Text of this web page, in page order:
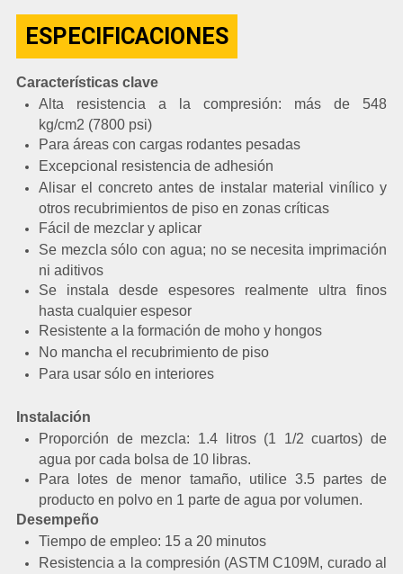
ESPECIFICACIONES
Características clave
Alta resistencia a la compresión: más de 548
kg/cm2 (7800 psi)
Para áreas con cargas rodantes pesadas
Excepcional resistencia de adhesión
Alisar el concreto antes de instalar material vinílico y
otros recubrimientos de piso en zonas críticas
Fácil de mezclar y aplicar
Se mezcla sólo con agua; no se necesita imprimación
ni aditivos
Se instala desde espesores realmente ultra finos
hasta cualquier espesor
Resistente a la formación de moho y hongos
No mancha el recubrimiento de piso
Para usar sólo en interiores
Instalación
Proporción de mezcla: 1.4 litros (1 1/2 cuartos) de
agua por cada bolsa de 10 libras.
Para lotes de menor tamaño, utilice 3.5 partes de
producto en polvo en 1 parte de agua por volumen.
Desempeño
Tiempo de empleo: 15 a 20 minutos
Resistencia a la compresión (ASTM C109M, curado al